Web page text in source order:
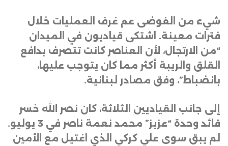
شيء من الفوضى عم غرف العمليات خلال
فترات معينة. اشتكى قياديون في الميدان
“من الارتجال، لأن العناصر كانت تتصرف بدافع
القلق والريبة أكثر مما كان يتوجب عليها،
بانضباط”، وفق مصادر لبنانية.
إلى جانب القياديين الثلاثة، كان نصر الله خسر
قائد وحدة “عزيز” محمد نعمة ناصر في 3 يوليو.
لم يبق سوى علي كركي الذي اغتيل مع الأمين